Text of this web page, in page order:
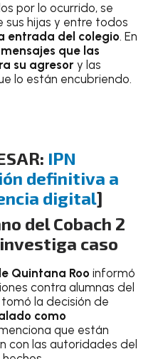
por lo ocurrido, se
sus hijas y entre todos
entrada del colegio. En
mensajes que las
su agresor y las
lo están encubriendo.
IPN
definitiva a
digital]
del Cobach 2
caso
Quintana Roo informó
contra alumnas del
la decisión de
como
que están
con las autoridades del